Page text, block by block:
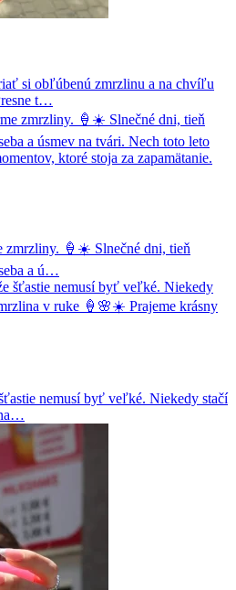
si obľúbenú zmrzlinu a na chvíľu
t…
zmrzliny. 🍦☀️ Slnečné dni, tieň
a ú…
nemusí byť veľké. Niekedy stačí